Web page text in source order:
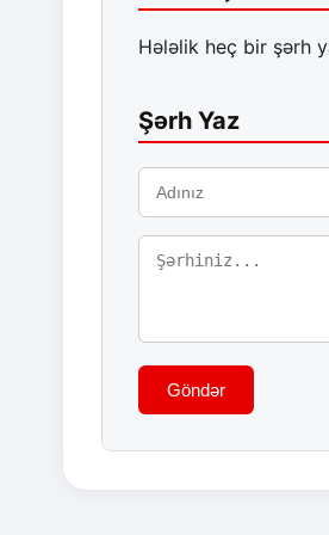
Hələlik heç bir şərh
Şərh Yaz
Göndər